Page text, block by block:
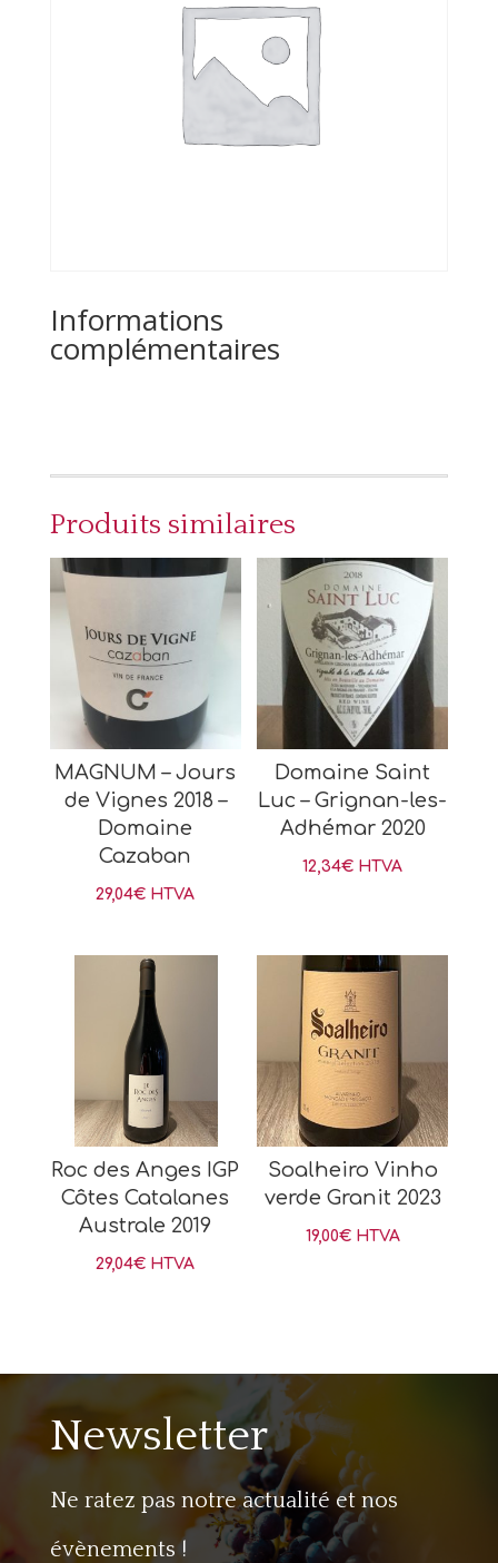
Informations
complémentaires
Produits similaires
MAGNUM – Jours
de Vignes 2018 –
Domaine
Cazaban
29,04€ HTVA
Domaine Saint
Luc – Grignan-les-
Adhémar 2020
12,34€ HTVA
Roc des Anges IGP
Côtes Catalanes
Australe 2019
29,04€ HTVA
Soalheiro Vinho
verde Granit 2023
19,00€ HTVA
Newsletter
Ne ratez pas notre actualité et nos
évènements !